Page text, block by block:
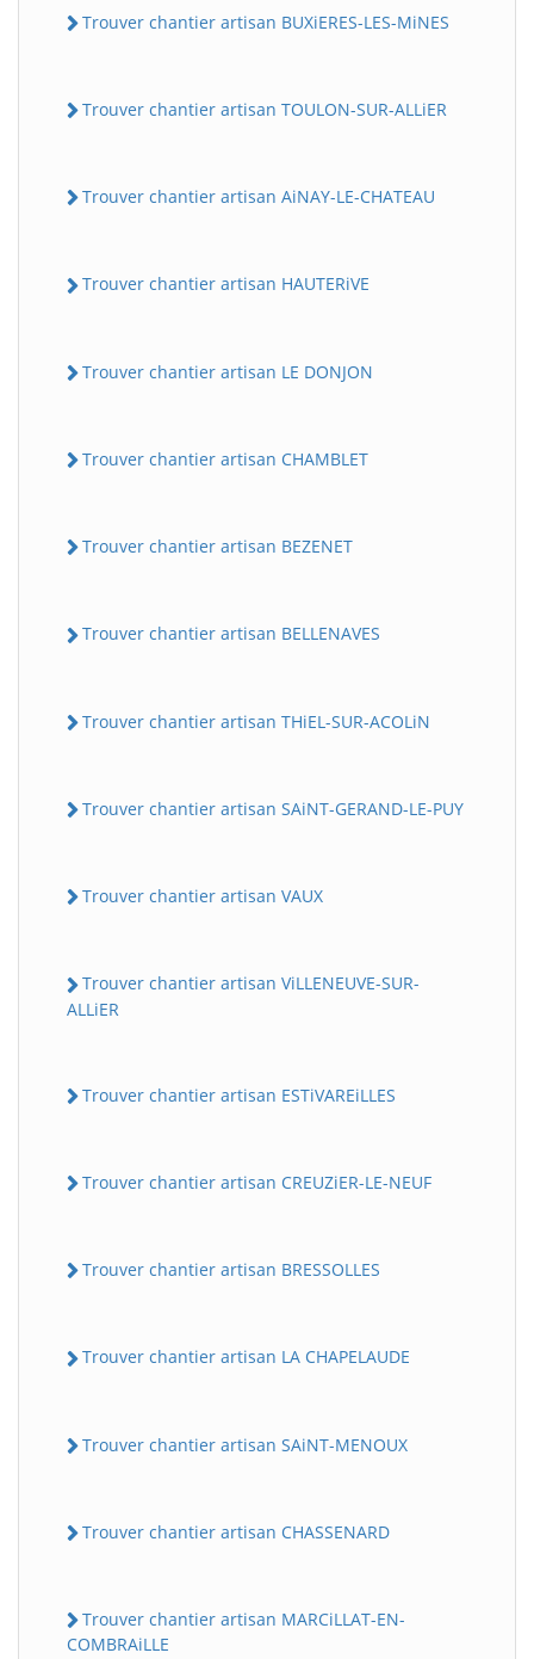
Trouver chantier artisan BUXiERES-LES-MiNES
Trouver chantier artisan TOULON-SUR-ALLiER
Trouver chantier artisan AiNAY-LE-CHATEAU
Trouver chantier artisan HAUTERiVE
Trouver chantier artisan LE DONJON
Trouver chantier artisan CHAMBLET
Trouver chantier artisan BEZENET
Trouver chantier artisan BELLENAVES
Trouver chantier artisan THiEL-SUR-ACOLiN
Trouver chantier artisan SAiNT-GERAND-LE-PUY
Trouver chantier artisan VAUX
Trouver chantier artisan ViLLENEUVE-SUR-
ALLiER
Trouver chantier artisan ESTiVAREiLLES
Trouver chantier artisan CREUZiER-LE-NEUF
Trouver chantier artisan BRESSOLLES
Trouver chantier artisan LA CHAPELAUDE
Trouver chantier artisan SAiNT-MENOUX
Trouver chantier artisan CHASSENARD
Trouver chantier artisan MARCiLLAT-EN-
COMBRAiLLE